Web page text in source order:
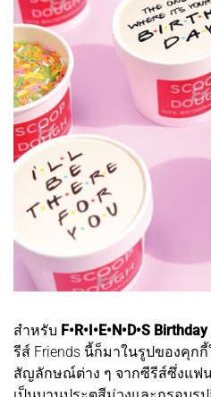
สำหรับ F•R•I•E•N•D•S
รีส์ Friends นี้ก็มาในรูปของคุก
สัญลักษณ์ต่าง ๆ จากซีรีส์ซึ่งแฟ